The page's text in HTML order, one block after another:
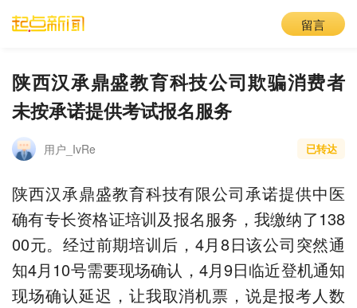
留言
陕西汉承鼎盛教育科技公司欺骗消费者
未按承诺提供考试报名服务
用户_IvRe 已转达
陕西汉承鼎盛教育科技有限公司承诺提供中医
确有专长资格证培训及报名服务，我缴纳了138
00元。经过前期培训后，4月8日该公司突然通
知4月10号需要现场确认，4月9日临近登机通知
现场确认延迟，让我取消机票，说是报考人数